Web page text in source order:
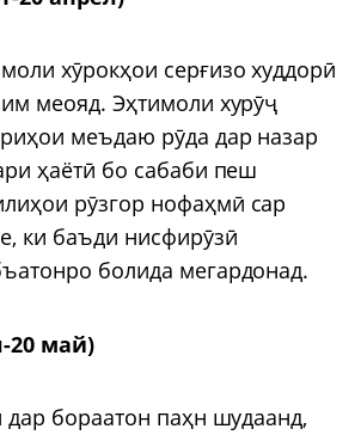
хӯрокҳои серғизо худдорӣ
меояд. Эҳтимоли хурӯҷ
меъдаю рӯда дар назар
ҳаётӣ бо сабаби пеш
рӯзгор нофаҳмӣ сар
ки баъди нисфирӯзӣ
болида мегардонад.
20 май)
дар бораатон паҳн шудаанд,